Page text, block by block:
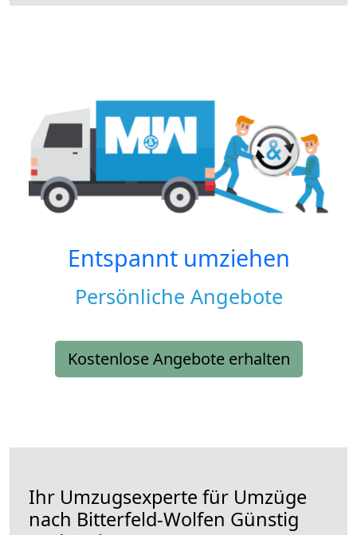
Entspannt umziehen
Persönliche Angebote
Kostenlose Angebote erhalten
Ihr Umzugsexperte für Umzüge
nach Bitterfeld-Wolfen Günstig